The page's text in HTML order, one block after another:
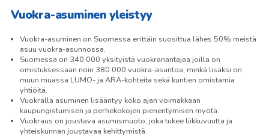
Vuokra-asuminen yleistyy
Vuokra-asuminen on Suomessa erittäin suosittua lähes 50% meistä
asuu vuokra-asunnossa.
Suomessa on 340 000 yksityistä vuokranantajaa joilla on
omistuksessaan noin 380 000 vuokra-asuntoa, minkä lisäksi on
muun muassa LUMO- ja ARA-kohteita sekä kuntien omistamia
yhtiöitä.
Vuokralla asuminen lisääntyy koko ajan voimakkaan
kaupungistumisen ja perhekokojen pienentymisen myötä.
Vuokraus on joustava asumismuoto, joka tukee liikkuvuutta ja
yhteiskunnan joustavaa kehittymistä.